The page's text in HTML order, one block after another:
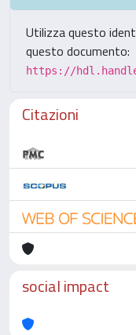
Utilizza questo
questo documento:
https://
Citazioni
social impact